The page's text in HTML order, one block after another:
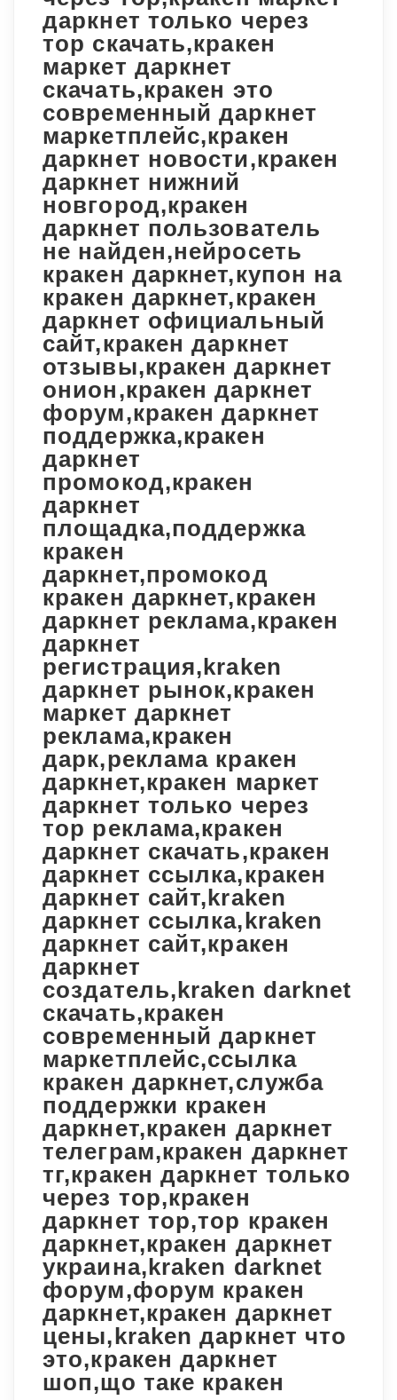
даркнет только через
тор скачать,кракен
маркет даркнет
скачать,кракен это
современный даркнет
маркетплейс,кракен
даркнет новости,кракен
даркнет нижний
новгород,кракен
даркнет пользователь
не найден,нейросеть
кракен даркнет,купон на
кракен даркнет,кракен
даркнет официальный
сайт,кракен даркнет
отзывы,кракен даркнет
онион,кракен даркнет
форум,кракен даркнет
поддержка,кракен
даркнет
промокод,кракен
даркнет
площадка,поддержка
кракен
даркнет,промокод
кракен даркнет,кракен
даркнет реклама,кракен
даркнет
регистрация,kraken
даркнет рынок,кракен
маркет даркнет
реклама,кракен
дарк,реклама кракен
даркнет,кракен маркет
даркнет только через
тор реклама,кракен
даркнет скачать,кракен
даркнет ссылка,кракен
даркнет сайт,kraken
даркнет ссылка,kraken
даркнет сайт,кракен
даркнет
создатель,kraken darknet
скачать,кракен
современный даркнет
маркетплейс,ссылка
кракен даркнет,служба
поддержки кракен
даркнет,кракен даркнет
телеграм,кракен даркнет
тг,кракен даркнет только
через тор,кракен
даркнет тор,тор кракен
даркнет,кракен даркнет
украина,kraken darknet
форум,форум кракен
даркнет,кракен даркнет
цены,kraken даркнет что
это,кракен даркнет
шоп,що таке кракен